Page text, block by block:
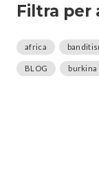
Filtra per
africa
BLOG burkina